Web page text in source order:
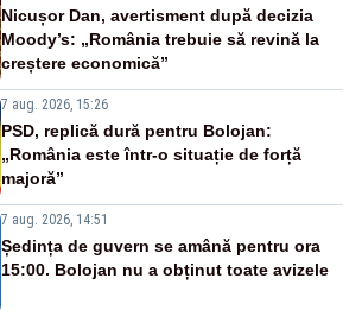
Nicușor Dan, avertisment după decizia
Moody’s: „România trebuie să revină la
creștere economică”
7 aug. 2026, 15:26
PSD, replică dură pentru Bolojan:
„România este într-o situație de forță
majoră”
7 aug. 2026, 14:51
Ședința de guvern se amână pentru ora
15:00. Bolojan nu a obținut toate avizele